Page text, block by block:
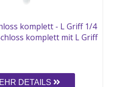
komplett - L Griff 1/4
komplett mit L Griff
DETAILS